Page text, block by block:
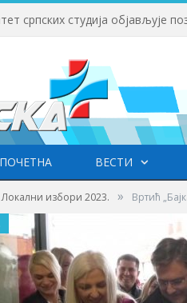
ПОЧЕТНА ВЕСТИ
Локални избори 2023. » Вртић